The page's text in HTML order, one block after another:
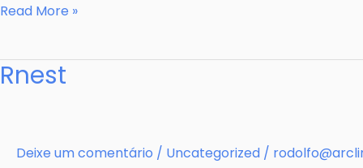
Difusora
Read More »
Rnest
Deixe um comentário / Uncategorized /